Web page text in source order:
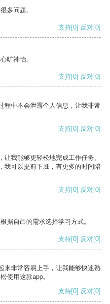
多问题。
支持[0] 反对[0]
旷神怡。
支持[0] 反对[0]
程中不会泄露个人信息，让我非常
支持[0] 反对[0]
我能够更轻松地完成工作任务。
我可以提前下班，有更多的时间陪
支持[0] 反对[0]
据自己的需求选择学习方式。
支持[0] 反对[0]
来非常容易上手，让我能够快速熟
使用这款app。
支持[0] 反对[0]